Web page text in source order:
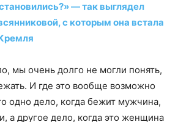
— так выглядел
с которым она встала
мы очень долго не могли понять,
И где это вообще возможно
одно дело, когда бежит мужчина,
а другое дело, когда это женщина